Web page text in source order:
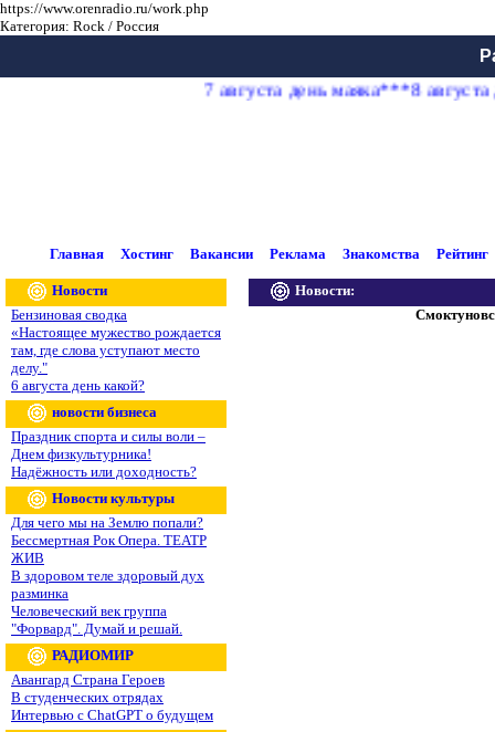
https://www.orenradio.ru/work.php
Категория: Rock / Россия
7 августа день маяка***8
Главная Хостинг Вакансии Реклама Знакомства Рейтинг
Новости
Бензиновая сводка
«Настоящее мужество рождается
там, где слова уступают место
делу."
6 августа день какой?
новости бизнеса
Праздник спорта и силы воли –
Днем физкультурника!
Надёжность или доходность?
Новости культуры
Для чего мы на Землю попали?
Бессмертная Рок Опера. ТЕАТР
ЖИВ
В здоровом теле здоровый дух
разминка
Человеческий век группа
"Форвард". Думай и решай.
РАДИОМИР
Авангард Страна Героев
В студенческих отрядах
Интервью с ChatGPT о будущем
Новости: